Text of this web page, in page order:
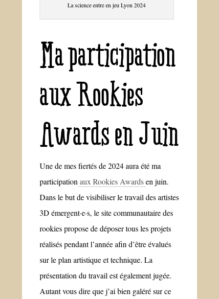
La science entre en jeu Lyon 2024
Ma participation
aux Rookies
Awards en Juin
Une de mes fiertés de 2024 aura été ma
participation aux Rookies Awardsen juin.
Dans le but de visibiliser le travail des artistes
3D émergent·e·s, le site communautaire des
rookies propose de déposer tous les projets
réalisés pendant l’année afin d’être évalués
sur le plan artistique et technique. La
présentation du travail est également jugée.
Autant vous dire que j’ai bien galéré sur ce